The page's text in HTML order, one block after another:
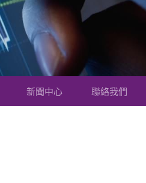
新聞中心 聯絡我們